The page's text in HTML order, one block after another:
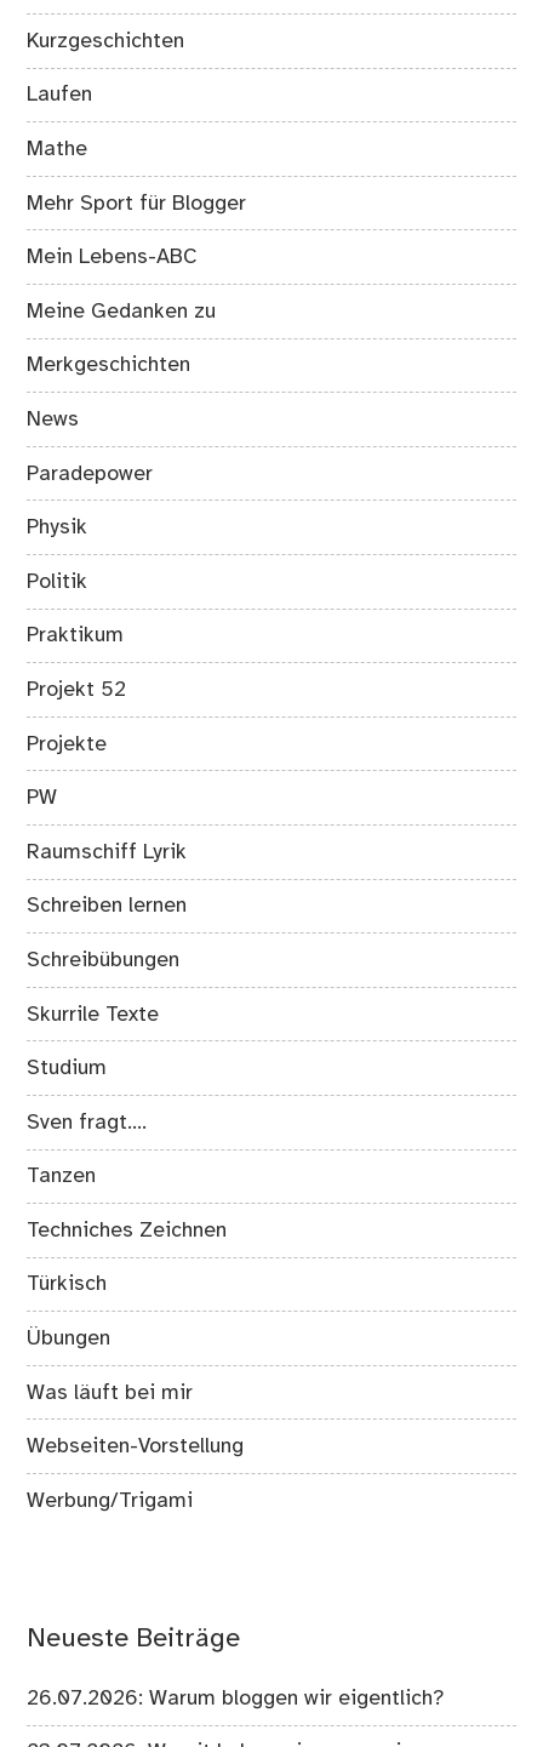
Kurzgeschichten
Laufen
Mathe
Mehr Sport für Blogger
Mein Lebens-ABC
Meine Gedanken zu
Merkgeschichten
News
Paradepower
Physik
Politik
Praktikum
Projekt 52
Projekte
PW
Raumschiff Lyrik
Schreiben lernen
Schreibübungen
Skurrile Texte
Studium
Sven fragt….
Tanzen
Techniches Zeichnen
Türkisch
Übungen
Was läuft bei mir
Webseiten-Vorstellung
Werbung/Trigami
Neueste Beiträge
26.07.2026: Warum bloggen wir eigentlich?